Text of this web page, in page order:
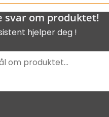
svar om produktet!
hjelper deg !